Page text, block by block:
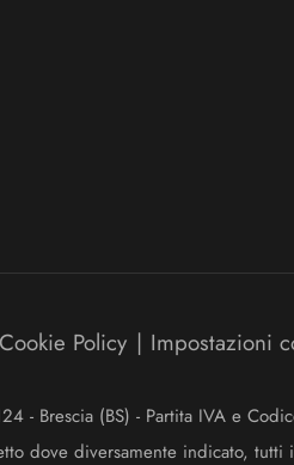
Cookie Policy | Impostazioni
- Brescia (BS) - Partita IVA e
dove diversamente indicato,